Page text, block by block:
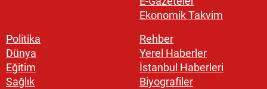
Ekonomik Takvim
Politika
Dünya
Eğitim
Sağlık
Rehber
Yerel Haberler
İstanbul Haberleri
Biyografiler